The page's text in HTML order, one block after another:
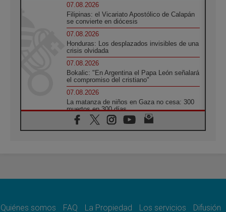
07.08.2026
Filipinas: el Vicariato Apostólico de Calapán
se convierte en diócesis
07.08.2026
Honduras: Los desplazados invisibles de una
crisis olvidada
07.08.2026
Bokalic: "En Argentina el Papa León señalará
el compromiso del cristiano"
07.08.2026
La matanza de niños en Gaza no cesa: 300
muertos en 300 días
07.08.2026
Tagle: La guerra desfigura el mundo, solo la
como misión al servicio del Evangelio
Quiénes somos FAQ La Propiedad Los servicios Difusión